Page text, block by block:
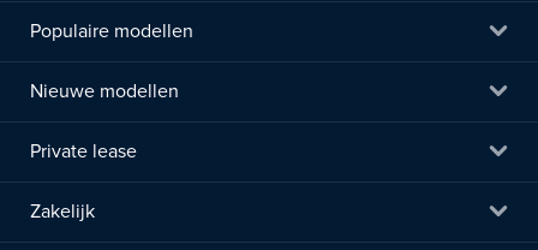
Populaire modellen
Nieuwe modellen
Private lease
Zakelijk